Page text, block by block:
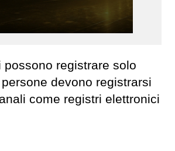
possono registrare solo
devono registrarsi
come registri elettronici